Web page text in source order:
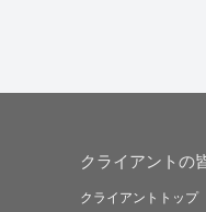
クライアントの
クライアントトップ